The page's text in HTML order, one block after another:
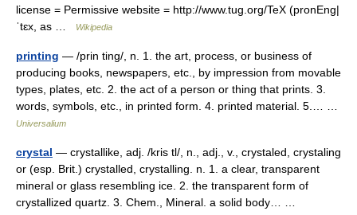
license = Permissive website = http://www.tug.org/TeX (pronEng|
ˈtɛx, as …
Wikipedia
printing — /prin ting/, n. 1. the art, process, or business of
producing books, newspapers, etc., by impression from movable
types, plates, etc. 2. the act of a person or thing that prints. 3.
words, symbols, etc., in printed form. 4. printed material. 5.… …
Universalium
crystal — crystallike, adj. /kris tl/, n., adj., v., crystaled, crystaling
or (esp. Brit.) crystalled, crystalling. n. 1. a clear, transparent
mineral or glass resembling ice. 2. the transparent form of
crystallized quartz. 3. Chem., Mineral. a solid body… …